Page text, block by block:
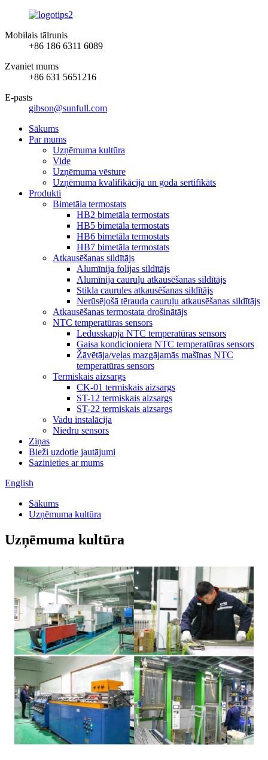
Mobilais tālrunis
+86 186 6311 6089
Zvaniet mums
+86 631 5651216
E-pasts
gibson@sunfull.com
Sākums
Par mums
Uzņēmuma kultūra
Vide
Uzņēmuma vēsture
Uzņēmuma kvalifikācija un goda sertifikāts
Produkti
Bimetāla termostats
HB2 bimetāla termostats
HB5 bimetāla termostats
HB6 bimetāla termostats
HB7 bimetāla termostats
Atkausēšanas sildītājs
Alumīnija folijas sildītājs
Alumīnija cauruļu atkausēšanas sildītājs
Stikla caurules atkausēšanas sildītājs
Nerūsējošā tērauda cauruļu atkausēšanas sildītājs
Atkausēšanas termostata drošinātājs
NTC temperatūras sensors
Ledusskapja NTC temperatūras sensors
Gaisa kondicioniera NTC temperatūras sensors
Žāvētāja/veļas mazgājamās mašīnas NTC
temperatūras sensors
Termiskais aizsargs
CK-01 termiskais aizsargs
ST-12 termiskais aizsargs
ST-22 termiskais aizsargs
Vadu instalācija
Niedru sensors
Ziņas
Bieži uzdotie jautājumi
Sazinieties ar mums
English
Sākums
Uzņēmuma kultūra
Uzņēmuma kultūra